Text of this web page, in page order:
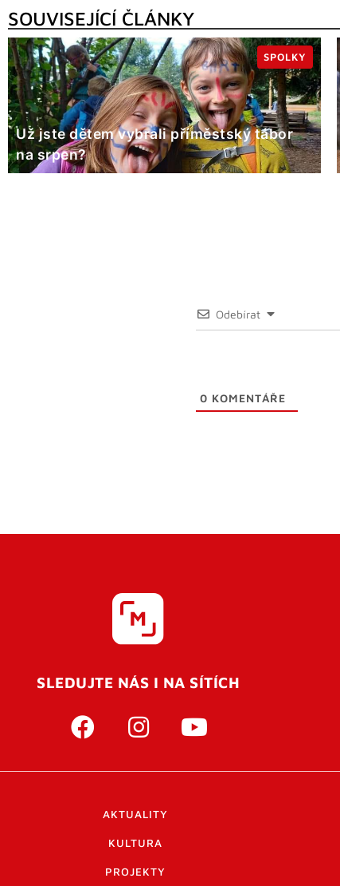
SOUVISEJÍCÍ ČLÁNKY
Už jste dětem vybrali příměstský tábor
na srpen?
SPOLKY
Odebírat
0 KOMENTÁŘE
SLEDUJTE NÁS I NA SÍTÍCH
AKTUALITY
KULTURA
PROJEKTY